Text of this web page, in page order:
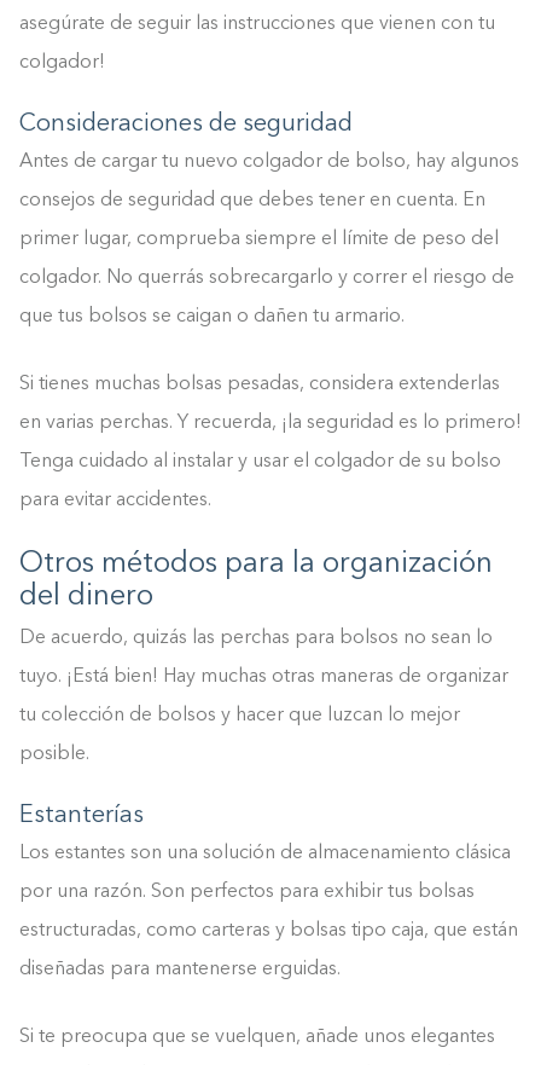
asegúrate de seguir las instrucciones que vienen con tu
colgador!
Consideraciones de seguridad
Antes de cargar tu nuevo colgador de bolso, hay algunos
consejos de seguridad que debes tener en cuenta. En
primer lugar, comprueba siempre el límite de peso del
colgador. No querrás sobrecargarlo y correr el riesgo de
que tus bolsos se caigan o dañen tu armario.
Si tienes muchas bolsas pesadas, considera extenderlas
en varias perchas. Y recuerda, ¡la seguridad es lo primero!
Tenga cuidado al instalar y usar el colgador de su bolso
para evitar accidentes.
Otros métodos para la organización
del dinero
De acuerdo, quizás las perchas para bolsos no sean lo
tuyo. ¡Está bien! Hay muchas otras maneras de organizar
tu colección de bolsos y hacer que luzcan lo mejor
posible.
Estanterías
Los estantes son una solución de almacenamiento clásica
por una razón. Son perfectos para exhibir tus bolsas
estructuradas, como carteras y bolsas tipo caja, que están
diseñadas para mantenerse erguidas.
Si te preocupa que se vuelquen, añade unos elegantes
0%